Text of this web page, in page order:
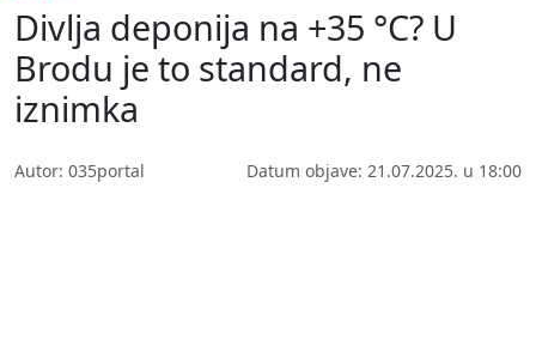
Divlja deponija na +35 °C? U
Brodu je to standard, ne
iznimka
Autor: 035portal Datum objave: 21.07.2025. u 18:00